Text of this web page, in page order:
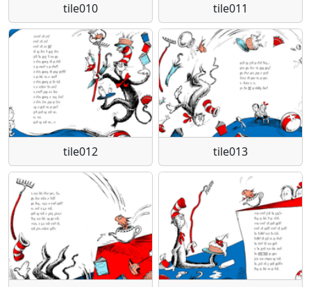
tile010 tile011
tile012 tile013